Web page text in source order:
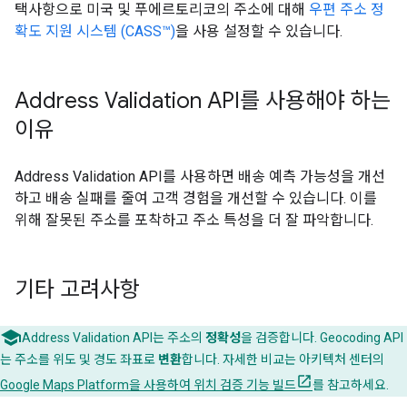
택사항으로 미국 및 푸에르토리코의 주소에 대해 우편 주소 정
확도 지원 시스템 (CASS™)을 사용 설정할 수 있습니다.
Address Validation API를 사용해야 하는
이유
Address Validation API를 사용하면 배송 예측 가능성을 개선
하고 배송 실패를 줄여 고객 경험을 개선할 수 있습니다. 이를
위해 잘못된 주소를 포착하고 주소 특성을 더 잘 파악합니다.
기타 고려사항
Address Validation API는 주소의 정확성을 검증합니다. Geocoding API
는 주소를 위도 및 경도 좌표로 변환합니다. 자세한 비교는 아키텍처 센터의
Google Maps Platform을 사용하여 위치 검증 기능 빌드
를 참고하세요.